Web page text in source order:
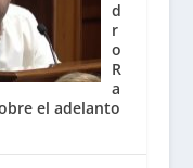
d
r
o
R
a
el adelanto